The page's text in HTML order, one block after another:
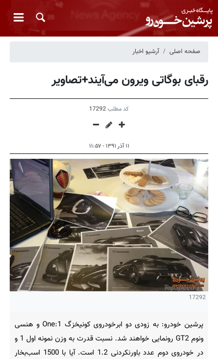
صفحه اصلی آرشیو اخبار
رقبای بوگاتی ویرون می‌آیند+تصاویر
کد مطلب17292
۱۱ آذر ۱۳۹۱ - ۱۱:۵۷
17292
پرشین خودرو: به زودی دو ابرخودروی کونیخزگ One:1 و هنسی
ونوم GT2 رونمایی خواهند شد. نسبت قدرت به وزن نمونه اول 1 و
در خودروی دوم عدد باورنکردنی 1.2 است. آیا با 1500 اسب‌بخار